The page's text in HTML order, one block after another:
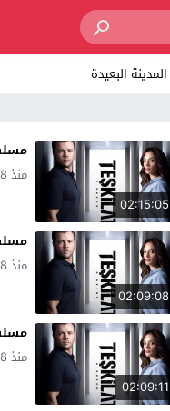
المدينة البعيدة
02:15:05
منذ 8 أشهر
02:09:08
منذ 8 أشهر
02:09:11
منذ 8 أشهر